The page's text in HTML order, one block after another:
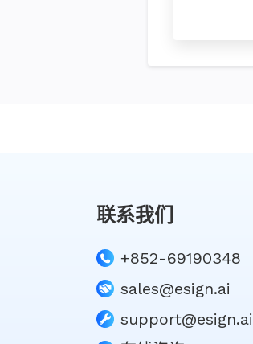
联系我们
+852-69190348
sales@esign.ai
support@esign.ai